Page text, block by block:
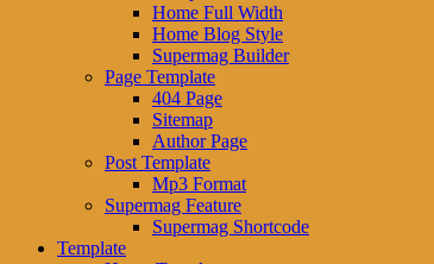
Home Full Width
Home Blog Style
Supermag Builder
Page Template
404 Page
Sitemap
Author Page
Post Template
Mp3 Format
Supermag Feature
Supermag Shortcode
Template